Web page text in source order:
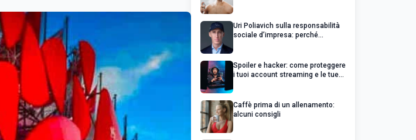
Uri Poliavich sulla responsabilità
sociale d’impresa: perché
Spoiler e hacker: come proteggere
i tuoi account streaming e le tue
Caffè prima di un allenamento:
alcuni consigli